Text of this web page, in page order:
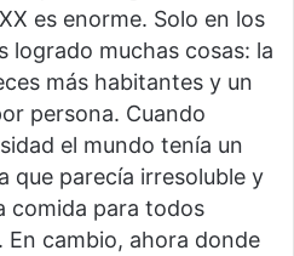
es enorme. Solo en los
logrado muchas cosas: la
más habitantes y un
persona. Cuando
el mundo tenía un
que parecía irresoluble y
comida para todos
En cambio, ahora donde